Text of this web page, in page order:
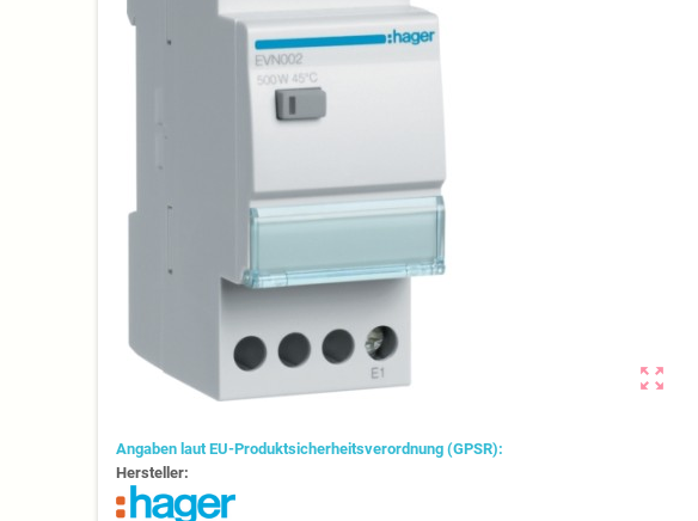
zoom_out_map
Angaben laut EU-Produktsicherheitsverordnung (GPSR):
Hersteller: